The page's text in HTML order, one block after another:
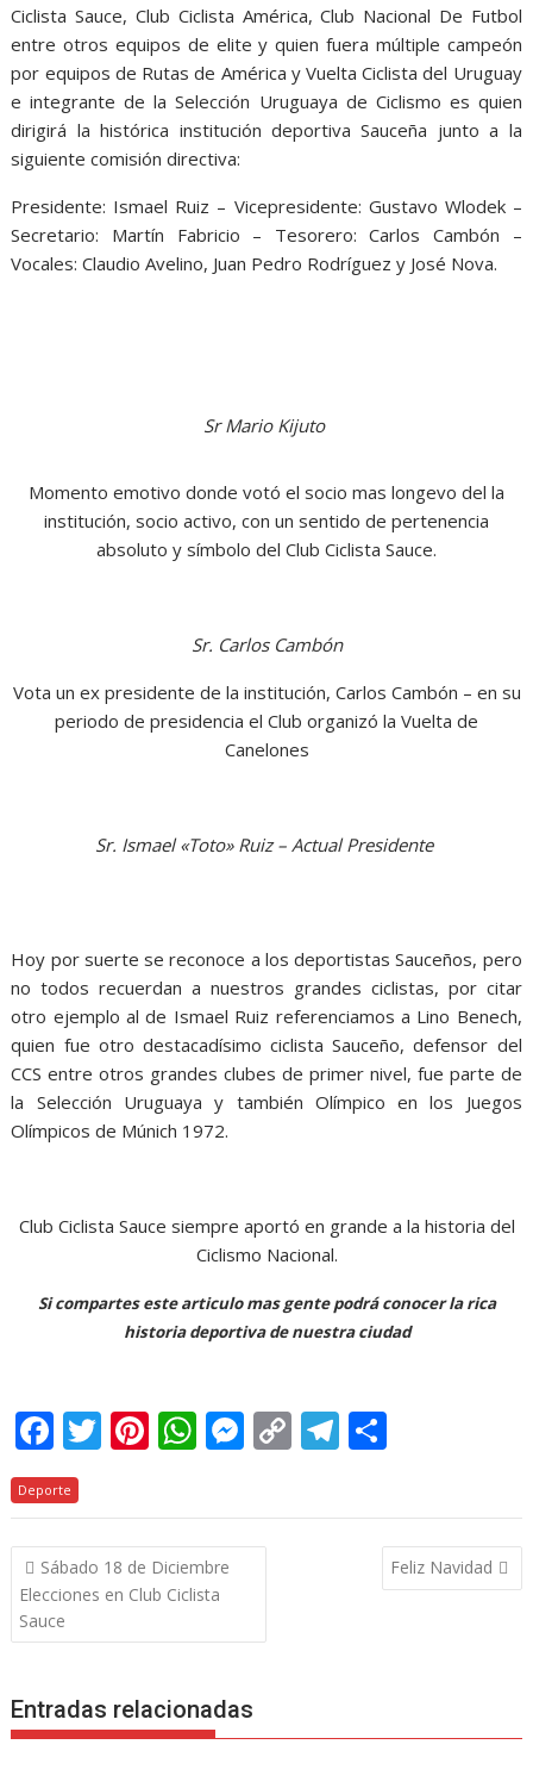
Ciclista Sauce, Club Ciclista América, Club Nacional De Futbol
entre otros equipos de elite y quien fuera múltiple campeón
por equipos de Rutas de América y Vuelta Ciclista del Uruguay
e integrante de la Selección Uruguaya de Ciclismo es quien
dirigirá la histórica institución deportiva Sauceña junto a la
siguiente comisión directiva:
Presidente: Ismael Ruiz – Vicepresidente: Gustavo Wlodek –
Secretario: Martín Fabricio – Tesorero: Carlos Cambón –
Vocales: Claudio Avelino, Juan Pedro Rodríguez y José Nova.
Sr Mario Kijuto
Momento emotivo donde votó el socio mas longevo del la
institución, socio activo, con un sentido de pertenencia
absoluto y símbolo del Club Ciclista Sauce.
Sr. Carlos Cambón
Vota un ex presidente de la institución, Carlos Cambón – en su
periodo de presidencia el Club organizó la Vuelta de
Canelones
Sr. Ismael «Toto» Ruiz – Actual Presidente
Hoy por suerte se reconoce a los deportistas Sauceños, pero
no todos recuerdan a nuestros grandes ciclistas, por citar
otro ejemplo al de Ismael Ruiz referenciamos a Lino Benech,
quien fue otro destacadísimo ciclista Sauceño, defensor del
CCS entre otros grandes clubes de primer nivel, fue parte de
la Selección Uruguaya y también Olímpico en los Juegos
Olímpicos de Múnich 1972.
Club Ciclista Sauce siempre aportó en grande a la historia del
Ciclismo Nacional.
Si compartes este articulo mas gente podrá conocer la rica
historia deportiva de nuestra ciudad
F
ac
e
b
o
o
k
T
itt
er
Pi
er
e
st
W
at
s
A
p
M
ss
e
er
C
p
T
e m
p
ar
Deporte
Navegación
de
entradas
Sábado 18 de Diciembre
Elecciones en Club Ciclista
Sauce
Feliz Navidad
Entradas relacionadas